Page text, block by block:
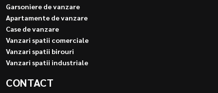
Garsoniere de vanzare
Apartamente de vanzare
Case de vanzare
Vanzari spatii comerciale
Vanzari spatii birouri
Vanzari spatii industriale
CONTACT